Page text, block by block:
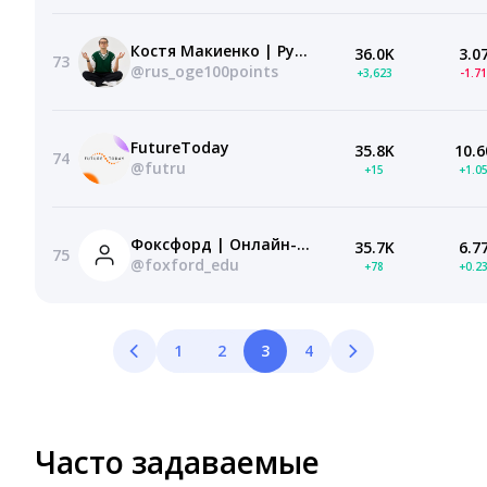
73
Костя Макиенко | Русский язык ОГЭ | 100балльный
@rus_oge100points
36.0K
+3,623 -
74
FutureToday
@futru
35.8K
+15
75
Фоксфорд | Онлайн-школа
@foxford_edu
35.7K
+78
1 2 3 4
Часто задаваемые